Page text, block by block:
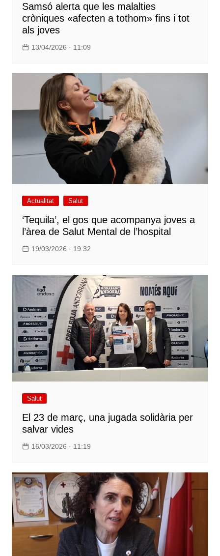
Samsó alerta que les malalties
cròniques «afecten a tothom» fins i tot
als joves
13/04/2026 · 11:09
Actualitat Salut
‘Tequila’, el gos que acompanya joves a
l’àrea de Salut Mental de l’hospital
19/03/2026 · 19:32
Salut
El 23 de març, una jugada solidària per
salvar vides
16/03/2026 · 11:19